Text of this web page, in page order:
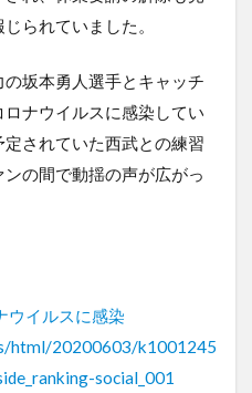
られていました。
坂本勇人選手とキャッチ
ナウイルスに感染してい
されていた西武との練習
の間で動揺の声が広がっ
ウイルスに感染
html/20200603/k1001245
social_001